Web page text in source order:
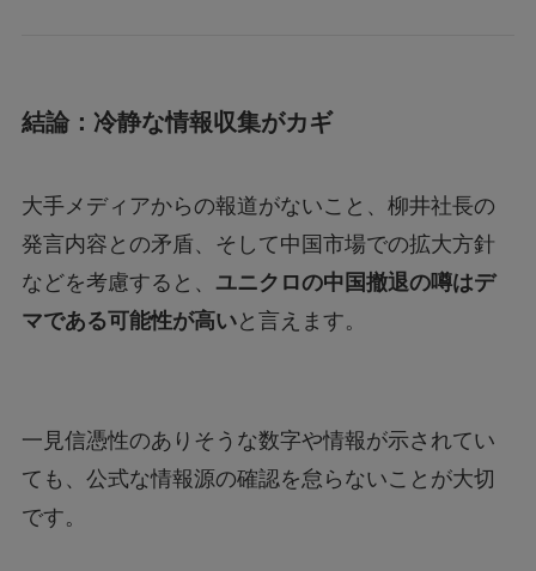
結論：冷静な情報収集がカギ
大手メディアからの報道がないこと、柳井社長の
発言内容との矛盾、そして中国市場での拡大方針
などを考慮すると、 ユニクロの中国撤退の噂はデ
マである可能性が高いと言えます。
一見信憑性のありそうな数字や情報が示されてい
ても、公式な情報源の確認を怠らないことが大切
です。